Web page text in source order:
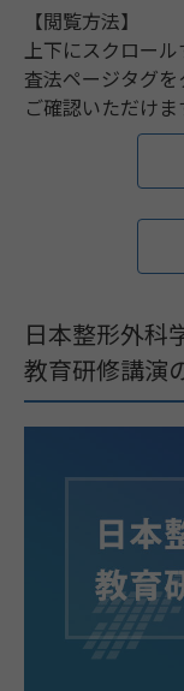
【閲覧方法】
上下にスクロー
査法ページタグ
ご確認いただけま
日本整形外科
教育研修講演